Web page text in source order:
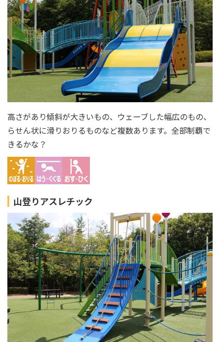
高さがあり傾斜が大きいもの、ウェーブした幅広のもの、
らせん状に滑りおりるものなど複数あります。全部制覇で
きるかな？
山登りアスレチック